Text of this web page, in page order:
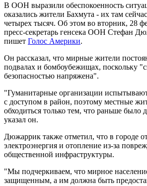
В ООН выразили обеспокоенность
оказались жители Бахмута - их там
четырех тысяч. Об этом во вторник, 28
пресс-секретарь генсека ООН Стефан
пишет Голос Америки.
Он рассказал, что мирные жители
подвалах и бомбоубежищах, поскольку
безопасностью напряжена".
"Гуманитарные организации
с доступом в район, поэтому местные
обходиться только тем, что раньше было
указал он.
Дюжаррик также отметил, что в городе
электроэнергия и отопление из-за
общественной инфраструктуры.
"Мы подчеркиваем, что мирное
защищенным, а им должна быть